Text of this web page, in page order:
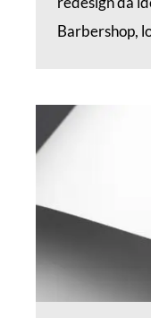
Barbershop,